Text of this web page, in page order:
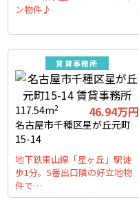
ン物件♪
賃貸事務所
117.54m2 46.94万円
名古屋市千種区星が丘元町
15-14
地下鉄東山線「星ヶ丘」駅徒
歩1分。5番出口隣の好立地物
件で…